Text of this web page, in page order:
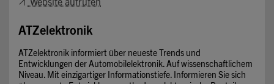
Website aufrufen
ATZelektronik
ATZelektronik informiert über neueste Trends und
Entwicklungen der Automobilelektronik. Auf wissenschaftlichem
Niveau. Mit einzigartiger Informationstiefe. Informieren Sie sich